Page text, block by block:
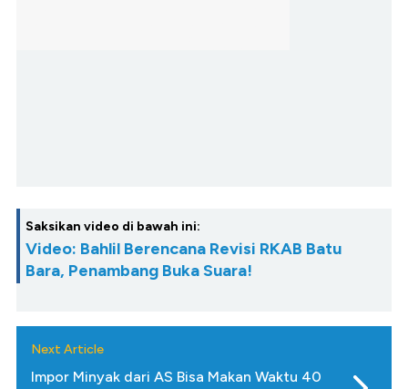
Saksikan video di bawah ini:
Video: Bahlil Berencana Revisi RKAB Batu
Bara, Penambang Buka Suara!
Next Article
Impor Minyak dari AS Bisa Makan Waktu 40